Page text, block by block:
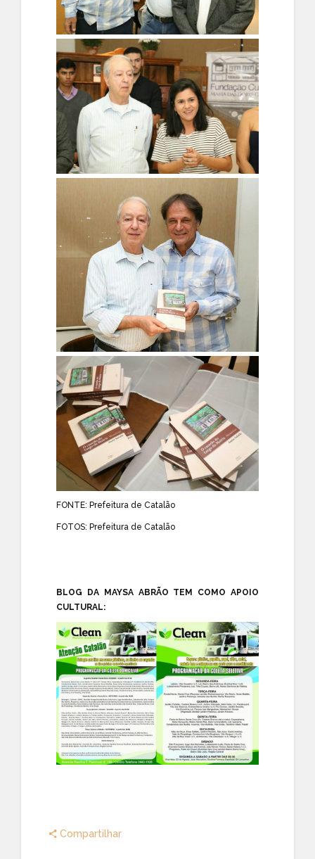
FONTE: Prefeitura de Catalão
FOTOS: Prefeitura de Catalão
BLOG DA MAYSA ABRÃO TEM COMO APOIO
CULTURAL:
Compartilhar